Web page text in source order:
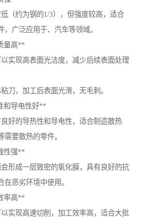
（约为钢的1/3），但强度较高，适合
，广泛应用于、汽车等领域。
量高**
实现高表面光洁度，减少后续表面处理
刀，加工后表面光滑，无毛刺。
和导电性好**
好的导热性和导电性，适合制造散热
需要散热的零件。
性强**
形成一层致密的氧化膜，具有良好的抗
在恶劣环境中使用。
率高**
实现高速切削，加工效率高，适合大批